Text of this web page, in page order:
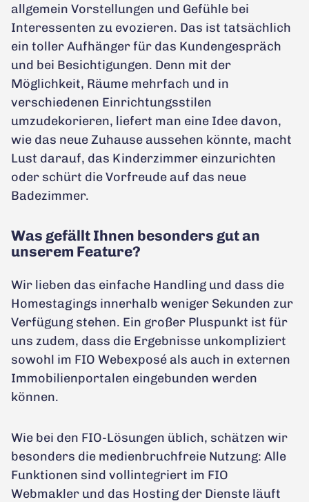
allgemein Vorstellungen und Gefühle bei
Interessenten zu evozieren. Das ist tatsächlich
ein toller Aufhänger für das Kundengespräch
und bei Besichtigungen. Denn mit der
Möglichkeit, Räume mehrfach und in
verschiedenen Einrichtungsstilen
umzudekorieren, liefert man eine Idee davon,
wie das neue Zuhause aussehen könnte, macht
Lust darauf, das Kinderzimmer einzurichten
oder schürt die Vorfreude auf das neue
Badezimmer.
Was gefällt Ihnen besonders gut an
unserem Feature?
Wir lieben das einfache Handling und dass die
Homestagings innerhalb weniger Sekunden zur
Verfügung stehen. Ein großer Pluspunkt ist für
uns zudem, dass die Ergebnisse unkompliziert
sowohl im FIO Webexposé als auch in externen
Immobilienportalen eingebunden werden
können.
Wie bei den FIO-Lösungen üblich, schätzen wir
besonders die medienbruchfreie Nutzung: Alle
Funktionen sind vollintegriert im FIO
Webmakler und das Hosting der Dienste läuft